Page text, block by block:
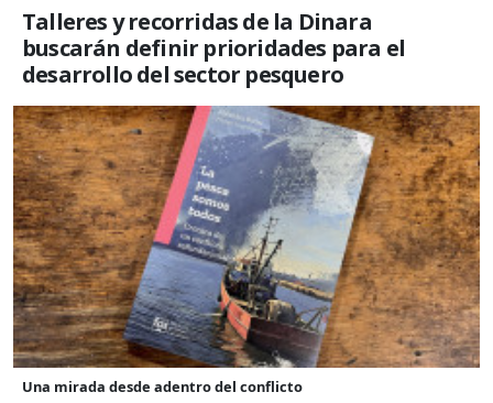
Talleres y recorridas de la Dinara
buscarán definir prioridades para el
desarrollo del sector pesquero
Una mirada desde adentro del conflicto